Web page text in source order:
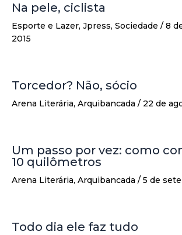
Na pele, ciclista
Esporte e Lazer, Jpress, Sociedade / 8
2015
Torcedor? Não, sócio
Arena Literária, Arquibancada / 22 de
Um passo por vez: como
10 quilômetros
Arena Literária, Arquibancada / 5 de
Todo dia ele faz tudo